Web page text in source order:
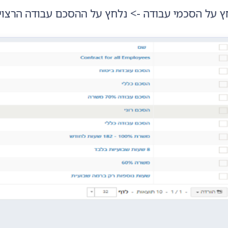
על הסכמי עבודה -> נלחץ על ההסכם עבודה